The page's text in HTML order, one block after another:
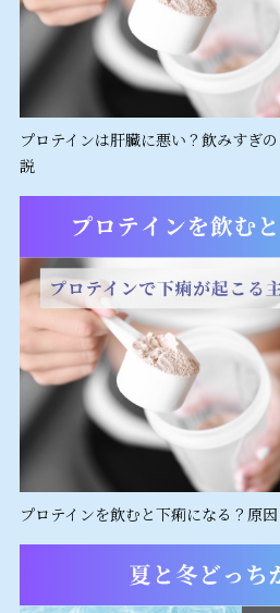
プロテインは肝臓に悪い？飲みすぎ
説
プロテインを飲むと下痢になる？原